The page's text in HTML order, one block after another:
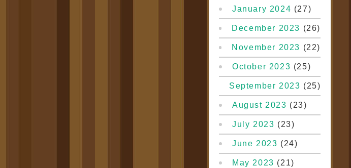
January 2024 (27)
December 2023 (26)
November 2023 (22)
October 2023 (25)
September 2023 (25)
August 2023 (23)
July 2023 (23)
June 2023 (24)
May 2023 (21)